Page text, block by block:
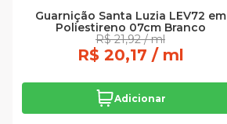
Guarnição Santa Luzia LEV72 em
Poliestireno 07cm Branco
R$ 21,92 / ml
R$ 20,17 / ml
Adicionar